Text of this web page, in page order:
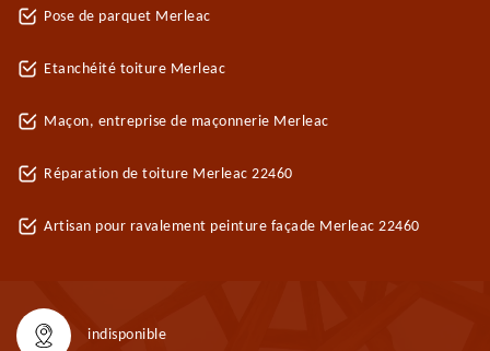
Pose de parquet Merleac
Etanchéité toiture Merleac
Maçon, entreprise de maçonnerie Merleac
Réparation de toiture Merleac 22460
Artisan pour ravalement peinture façade Merleac 22460
indisponible